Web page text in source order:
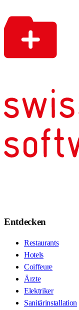
Entdecken
Restaurants
Hotels
Coiffeure
Ärzte
Elektriker
Sanitärinstallation